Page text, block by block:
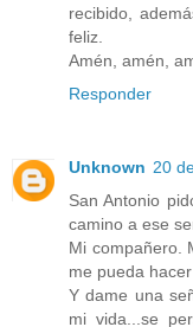
recibido,
feliz.
Amén, amén,
Responder
Unknown 20
San Antonio
camino a ese
Mi compañero.
me pueda hacer
Y dame una
mi vida...se